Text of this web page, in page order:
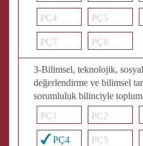
PÇ4 PÇ5
PÇ7 PÇ8
3-Bilimsel, teknolojik,
değerlendirme ve bilimsel
sorumluluk bilinciyle
PÇ1
PÇ2
PÇ4 PÇ5